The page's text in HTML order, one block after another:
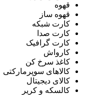
قهوه
قهوه ساز
کارت شبکه
کارت صدا
کارت گرافیک
کارواش
کاغذ سرخ کن
کالاهای سوپرمارکتی
کالای دیجیتال
کالسکه و کریر